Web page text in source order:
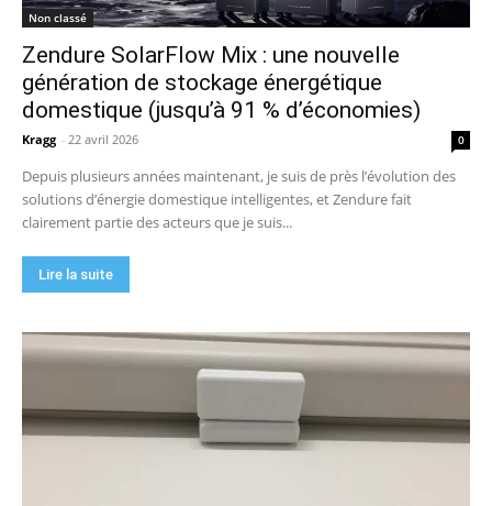
Non classé
Zendure SolarFlow Mix : une nouvelle
génération de stockage énergétique
domestique (jusqu’à 91 % d’économies)
Kragg - 22 avril 2026 0
Depuis plusieurs années maintenant, je suis de près l’évolution des
solutions d’énergie domestique intelligentes, et Zendure fait
clairement partie des acteurs que je suis...
Lire la suite